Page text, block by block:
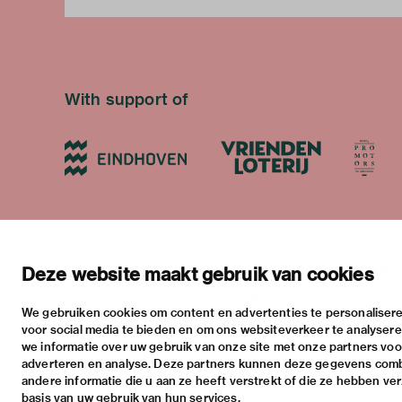
Deze website maakt gebruik van cookies
We gebruiken cookies om content en advertenties te
voor social media te bieden en om ons websiteverkeer te
we informatie over uw gebruik van onze site met onze partners
adverteren en analyse. Deze partners kunnen deze gegevens
andere informatie die u aan ze heeft verstrekt of die ze hebben
basis van uw gebruik van hun services.
With support of
newsletter
instagram
twitter
linkedin
stratumsedijk 2 eindhoven
info@vanabbemuseum.nl